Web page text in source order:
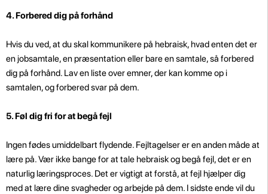
4. Forbered dig på forhånd
Hvis du ved, at du skal kommunikere på hebraisk, hvad enten det er
en jobsamtale, en præsentation eller bare en samtale, så forbered
dig på forhånd. Lav en liste over emner, der kan komme op i
samtalen, og forbered svar på dem.
5. Føl dig fri for at begå fejl
Ingen fødes umiddelbart flydende. Fejltagelser er en anden måde at
lære på. Vær ikke bange for at tale hebraisk og begå fejl, det er en
naturlig læringsproces. Det er vigtigt at forstå, at fejl hjælper dig
med at lære dine svagheder og arbejde på dem. I sidste ende vil du